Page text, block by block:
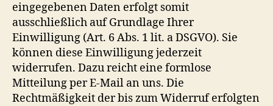
eingegebenen Daten erfolgt somit
ausschließlich auf Grundlage Ihrer
Einwilligung (Art. 6 Abs. 1 lit. a DSGVO). Sie
können diese Einwilligung jederzeit
widerrufen. Dazu reicht eine formlose
Mitteilung per E-Mail an uns. Die
Rechtmäßigkeit der bis zum Widerruf erfolgten